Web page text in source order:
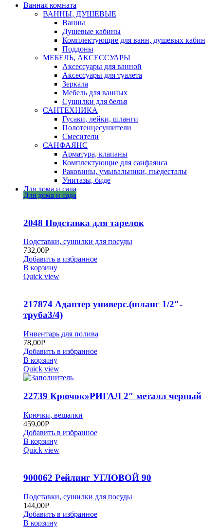
Ванная комната
ВАННЫ, ДУШЕВЫЕ
Ванны
Душевые кабины
Комплектующие для ванн, душевых кабин
Поддоны
МЕБЕЛЬ, АКСЕССУАРЫ
Аксессуары для ванной
Аксессуары для туалета
Зеркала
Мебель для ванных
Сушилки для белья
САНТЕХНИКА
Гусаки, лейки, шланги
Полотенцесушители
Смесители
САНФАЯНС
Арматура, клапаны
Комплектующие для санфаянса
Раковины, умывальники, пьедесталы
Унитазы, биде
Для дома и сада
Для дома и сада
2048 Подставка для тарелок
Подставки, сушилки для посуды
732,00Р
Добавить в избранное
В корзину
Quick view
217874 Адаптер универс.(шланг 1/2″-
труба3/4)
Инвентарь для полива
78,00Р
Добавить в избранное
В корзину
Quick view
22739 Крючок»РИГАЛ 2″ металл черный
Крючки, вешалки
459,00Р
Добавить в избранное
В корзину
Quick view
900062 Рейлинг УГЛОВОЙ 90
Подставки, сушилки для посуды
144,00Р
Добавить в избранное
В корзину